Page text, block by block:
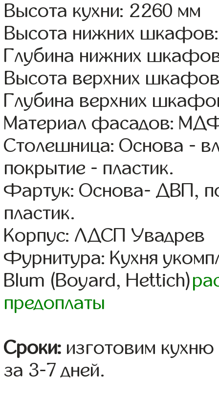
Высота кухни: 2260 мм
Высота нижних
Глубина нижних
Высота верхних
Глубина верхних
Материал фасадов:
Столешница: Основа -
покрытие - пластик.
Фартук: Основа- ДВП,
пластик.
Корпус: ЛДСП Увадрев
Фурнитура: Кухня
Blum (Boyard, Hettich)
предоплаты
Сроки: изготовим
за 3-7 дней.